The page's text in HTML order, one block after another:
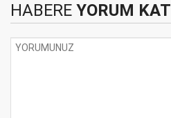
HABERE YORUM KAT